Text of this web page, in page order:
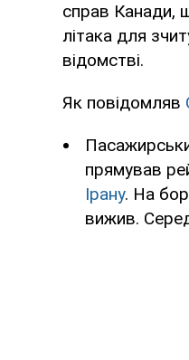
справ Канади,
літака для
відомстві.
Як повідомляв
прямував
Ірану. На
вижив.